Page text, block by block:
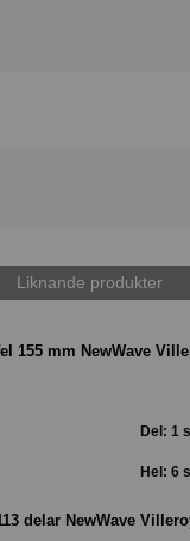
Liknande produkter
155 mm NewWave
Del: 1
Hel: 6
delar NewWave